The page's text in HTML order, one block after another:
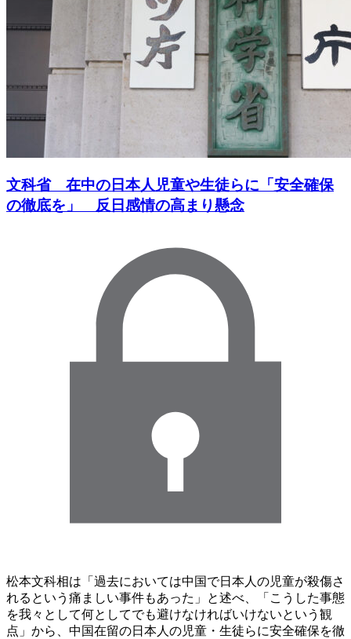
文科省 在中の日本人児童や生徒らに「安全確保
の徹底を」 反日感情の高まり懸念
松本文科相は「過去においては中国で日本人の児童が殺傷さ
れるという痛ましい事件もあった」と述べ、「こうした事態
を我々として何としてでも避けなければいけないという観
点」から、中国在留の日本人の児童・生徒らに安全確保を徹